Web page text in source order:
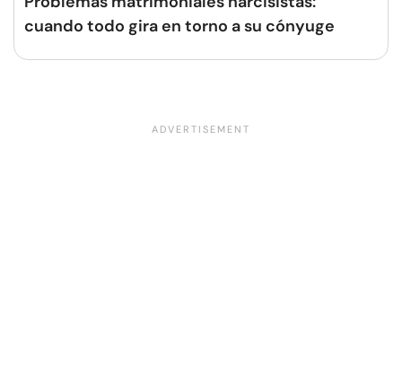
cuando todo gira en torno a su cónyuge